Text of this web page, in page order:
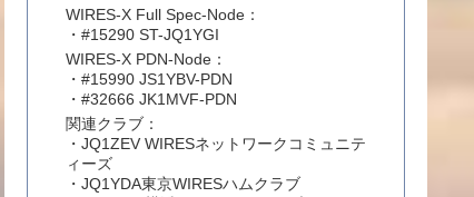
WIRES-X Full Spec-Node：
・#15290 ST-JQ1YGI
WIRES-X PDN-Node：
・#15990 JS1YBV-PDN
・#32666 JK1MVF-PDN
関連クラブ：
・JQ1ZEV WIRESネットワークコミュニテ
ィーズ
・JQ1YDA東京WIRESハムクラブ